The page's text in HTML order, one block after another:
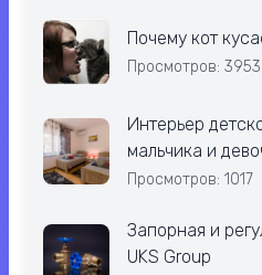
Почему кот
Просмотров: 3953
Интерьер
мальчика и
Просмотров: 1017
Запорная и
UKS Group